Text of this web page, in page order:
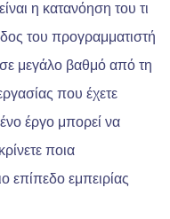
η κατανόηση του τι
του προγραμματιστή
σε μεγάλο βαθμό από τη
που έχετε
έργο μπορεί να
ποια
επίπεδο εμπειρίας